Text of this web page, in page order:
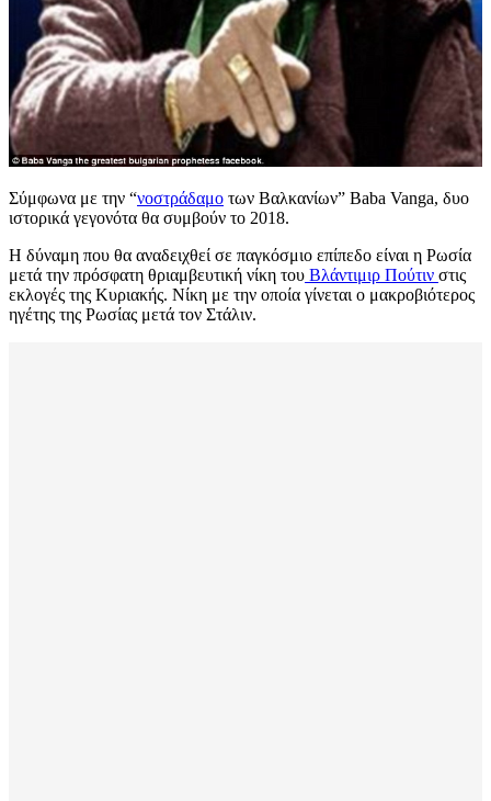
Σύμφωνα με την “νοστράδαμο των Βαλκανίων” Baba Vanga, δυο
ιστορικά γεγονότα θα συμβούν το 2018.
Η δύναμη που θα αναδειχθεί σε παγκόσμιο επίπεδο είναι η Ρωσία
μετά την πρόσφατη θριαμβευτική νίκη του Βλάντιμιρ Πούτιν στις
εκλογές της Κυριακής. Νίκη με την οποία γίνεται ο μακροβιότερος
ηγέτης της Ρωσίας μετά τον Στάλιν.